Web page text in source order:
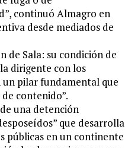
continuó Almagro en
desde mediados de
de Sala: su condición de
dirigente con los
un pilar fundamental que
contenido”.
una detención
que desarrolla
públicas en un continente